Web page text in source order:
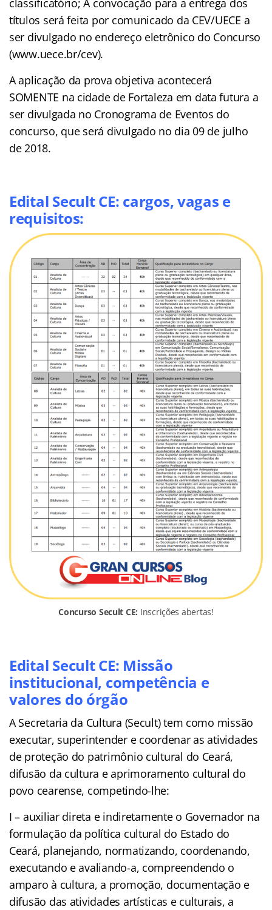
classificatório; A convocação para a entrega dos
títulos será feita por comunicado da CEV/UECE a
ser divulgado no endereço eletrônico do Concurso
(www.uece.br/cev).
A aplicação da prova objetiva acontecerá
SOMENTE na cidade de Fortaleza em data futura a
ser divulgada no Cronograma de Eventos do
concurso, que será divulgado no dia 09 de julho
de 2018.
Edital Secult CE: cargos, vagas e
requisitos:
Concurso Secult CE: Inscrições abertas!
Edital Secult CE: Missão
institucional, competência e
valores do órgão
A Secretaria da Cultura (Secult) tem como missão
executar, superintender e coordenar as atividades
de proteção do patrimônio cultural do Ceará,
difusão da cultura e aprimoramento cultural do
povo cearense, competindo-lhe:
I – auxiliar direta e indiretamente o Governador na
formulação da política cultural do Estado do
Ceará, planejando, normatizando, coordenando,
executando e avaliando-a, compreendendo o
amparo à cultura, a promoção, documentação e
difusão das atividades artísticas e culturais, a